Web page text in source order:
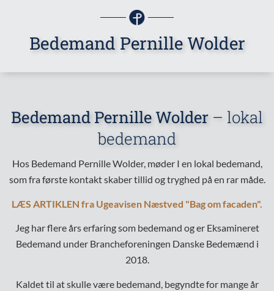
Bedemand Pernille Wolder
Bedemand Pernille Wolder – lokal
bedemand
Hos Bedemand Pernille Wolder, møder I en lokal bedemand,
som fra første kontakt skaber tillid og tryghed på en rar måde.
LÆS ARTIKLEN fra Ugeavisen Næstved "Bag om facaden".
Jeg har flere års erfaring som bedemand og er Eksamineret
Bedemand under Brancheforeningen Danske Bedemænd i
2018.
Kaldet til at skulle være bedemand, begyndte for mange år